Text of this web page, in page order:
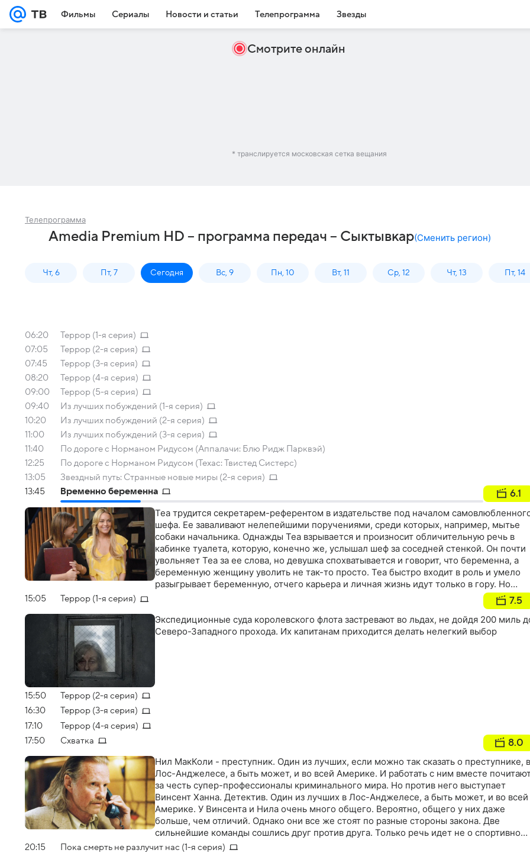
Фильмы Сериалы Новости и статьи Телепрограмма Звезды
Смотрите онлайн
* транслируется московская сетка вещания
Телепрограмма
Amedia Premium HD – программа передач – Сыктывкар(Сменить регион)
Чт, 6 Пт, 7 Сегодня Вс, 9 Пн, 10 Вт, 11 Ср, 12 Чт, 13 Пт, 14
06:20
Террор (1-я серия)
07:05
Террор (2-я серия)
07:45
Террор (3-я серия)
08:20
Террор (4-я серия)
09:00
Террор (5-я серия)
09:40
Из лучших побуждений (1-я серия)
10:20
Из лучших побуждений (2-я серия)
11:00
Из лучших побуждений (3-я серия)
11:40
По дороге с Норманом Ридусом (Аппалачи: Блю Ридж Парквэй)
12:25
По дороге с Норманом Ридусом (Техас: Твистед Систерс)
13:05
Звездный путь: Странные новые миры (2-я серия)
13:45
Временно беременна 6.1
Теа трудится секретарем-референтом в издательстве под началом
шефа. Ее заваливают нелепейшими поручениями, среди которых, например, мытье
собаки начальника. Однажды Теа взрывается и произносит обличительную речь в
кабинке туалета, которую, конечно же, услышал шеф за соседней стенкой. Он почти
увольняет Теа за ее слова, но девушка спохватывается и говорит, что беременна, а
беременную женщину уволить не так-то просто. Теа быстро входит в роль и умело
разыгрывает беременную, отчего карьера и личная жизнь идут только в гору. Но
насколько далеко она готова зайти? Как соединить жизнь и легенду, когда 9 месяцев
15:05 Террор (1-я серия) 7.5
Экспедиционные суда королевского флота застревают во льдах, не дойдя 200 миль
Северо-Западного прохода. Их капитанам приходится делать нелегкий выбор
15:50
Террор (2-я серия)
16:30
Террор (3-я серия)
17:10
Террор (4-я серия)
17:50
Схватка 8.0
Нил МакКоли - преступник. Один из лучших, если можно так сказать о преступнике, в
Лос-Анджелесе, а быть может, и во всей Америке. И работать с ним вместе
за честь супер-профессионалы криминального мира. Но против него выступает
Винсент Ханна. Детектив. Один из лучших в Лос-Анджелесе, а быть может, и во всей
Америке. У Винсента и Нила очень много общего. Вероятно, общего у них даже
больше, чем отличий. Однако они все же стоят по разные стороны закона. Две
сильнейшие команды сошлись друг против друга. Только речь идет не о спортивном
состязании, а о схватке не на жизнь, а на смерть…
20:15 Пока смерть не разлучит нас (1-я серия)